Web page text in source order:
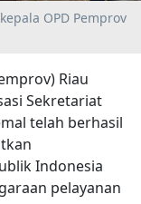
OPD Pemprov
Riau
Sekretariat
telah berhasil
Indonesia
pelayanan